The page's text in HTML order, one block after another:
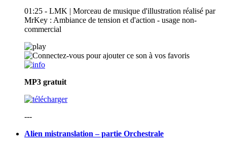
01:25 - LMK | Morceau de musique d'illustration réalisé par
MrKey : Ambiance de tension et d'action - usage non-
commercial
MP3 gratuit
---
Alien mistranslation – partie Orchestrale